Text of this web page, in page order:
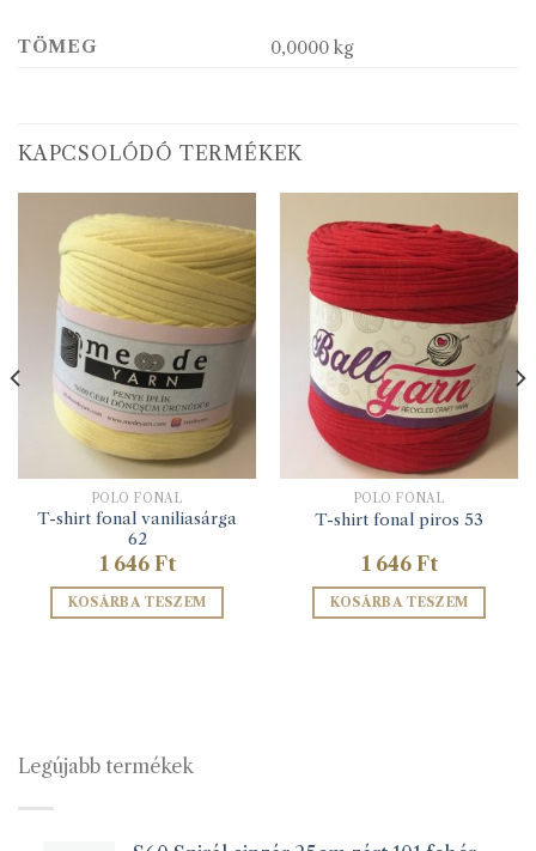
TÖMEG 0,0000 kg
KAPCSOLÓDÓ TERMÉKEK
PÓLÓ FONAL
T-shirt fonal vaniliasárga
62
1 646 Ft
KOSÁRBA TESZEM
PÓLÓ FONAL
T-shirt fonal piros 53
1 646 Ft
KOSÁRBA TESZEM
Legújabb termékek